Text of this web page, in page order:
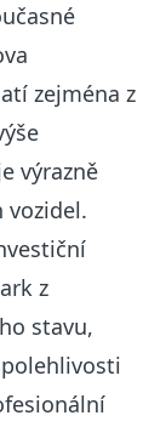
zejména z
výrazně
vozidel.
z
stavu,